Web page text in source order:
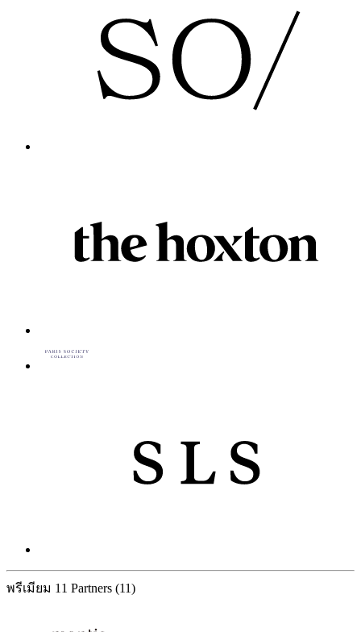
พรีเมียม 11 Partners (11)